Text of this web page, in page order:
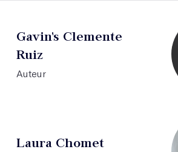
Gavin's Clemente
Ruiz
Auteur
Laura Chomet